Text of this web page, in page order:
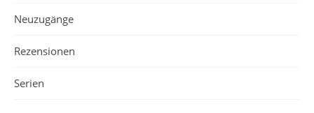
Neuzugänge
Rezensionen
Serien